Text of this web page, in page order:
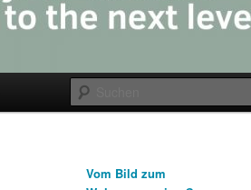
Vom Bild zum